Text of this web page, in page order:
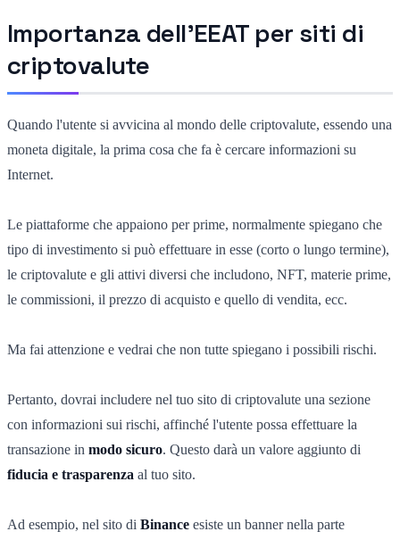
Importanza dell'EEAT per siti di
criptovalute
Quando l'utente si avvicina al mondo delle criptovalute, essendo una
moneta digitale, la prima cosa che fa è cercare informazioni su
Internet.
Le piattaforme che appaiono per prime, normalmente spiegano che
tipo di investimento si può effettuare in esse (corto o lungo termine),
le criptovalute e gli attivi diversi che includono, NFT, materie prime,
le commissioni, il prezzo di acquisto e quello di vendita, ecc.
Ma fai attenzione e vedrai che non tutte spiegano i possibili rischi.
Pertanto, dovrai includere nel tuo sito di criptovalute una sezione
con informazioni sui rischi, affinché l'utente possa effettuare la
transazione in modo sicuro. Questo darà un valore aggiunto di
fiducia e trasparenza al tuo sito.
Ad esempio, nel sito di Binance esiste un banner nella parte